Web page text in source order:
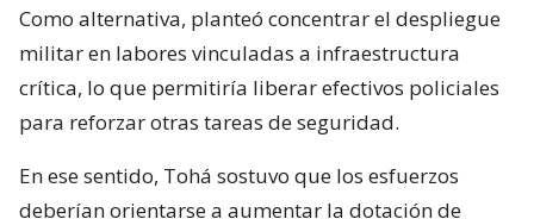
Como alternativa, planteó concentrar el despliegue
militar en labores vinculadas a infraestructura
crítica, lo que permitiría liberar efectivos policiales
para reforzar otras tareas de seguridad.
En ese sentido, Tohá sostuvo que los esfuerzos
deberían orientarse a aumentar la dotación de